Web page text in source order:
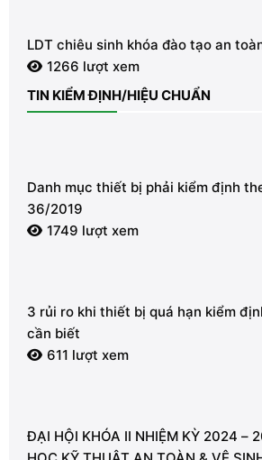
LDT chiêu sinh khóa đào tạo an
1266 lượt xem
TIN KIỂM ĐỊNH/HIỆU CHUẨN
Danh mục thiết bị phải kiểm định
36/2019
1749 lượt xem
3 rủi ro khi thiết bị quá hạn kiểm
cần biết
611 lượt xem
ĐẠI HỘI KHÓA II NHIỆM KỲ 2024 – 2029 HỘI